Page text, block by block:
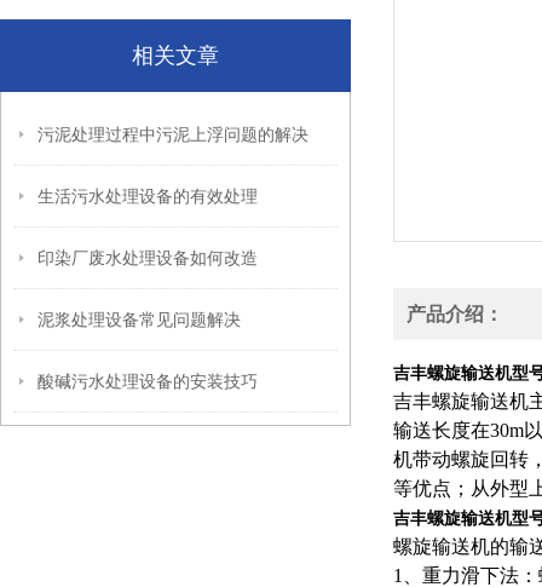
相关文章
污泥处理过程中污泥上浮问题的解决
生活污水处理设备的有效处理
印染厂废水处理设备如何改造
泥浆处理设备常见问题解决
酸碱污水处理设备的安装技巧
产品介绍：
吉丰螺旋输送机型
吉丰螺旋输送机
输送长度在30m
机带动螺旋回转
等优点；从外型
吉丰螺旋输送机型
螺旋输送机的输
1、重力滑下法